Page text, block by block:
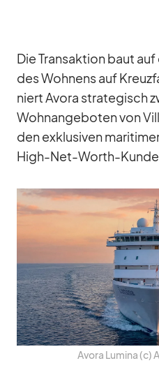
Die Trans­ak­tion baut
des Woh­nens auf
niert Avora stra­te­gisch
Wohn­an­ge­bo­ten von
den ex­klu­si­ven
High-Net-Worth-
Avora Lu­mina (c)